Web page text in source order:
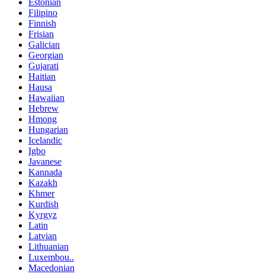
Filipino
Finnish
Frisian
Galician
Georgian
Gujarati
Haitian
Hausa
Hawaiian
Hebrew
Hmong
Hungarian
Icelandic
Igbo
Javanese
Kannada
Kazakh
Khmer
Kurdish
Kyrgyz
Latin
Latvian
Lithuanian
Luxembou..
Macedonian